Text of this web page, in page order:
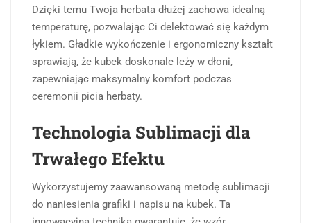
Dzięki temu Twoja herbata dłużej zachowa idealną
temperaturę, pozwalając Ci delektować się każdym
łykiem. Gładkie wykończenie i ergonomiczny kształt
sprawiają, że kubek doskonale leży w dłoni,
zapewniając maksymalny komfort podczas
ceremonii picia herbaty.
Technologia Sublimacji dla
Trwałego Efektu
Wykorzystujemy zaawansowaną metodę sublimacji
do naniesienia grafiki i napisu na kubek. Ta